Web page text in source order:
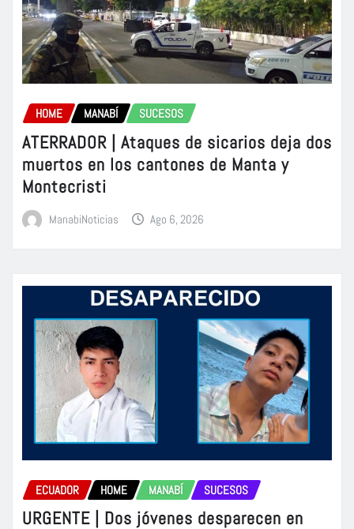
HOME MANABÍ SUCESOS
ATERRADOR | Ataques de sicarios deja dos
muertos en los cantones de Manta y
Montecristi
ManabiNoticias Ago 6, 2026
ECUADOR HOME MANABÍ SUCESOS
URGENTE | Dos jóvenes desparecen en